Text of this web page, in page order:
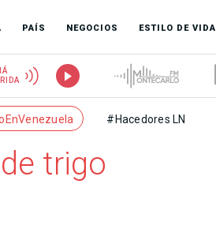
PAÍS NEGOCIOS ESTILO DE VIDA
#Hacedores LN
trigo